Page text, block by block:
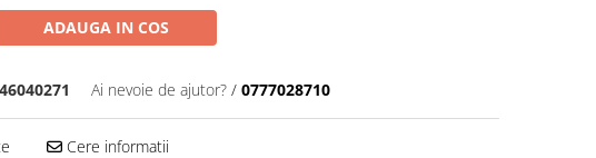
ADAUGA IN COS
Ai nevoie de ajutor? / 0777028710
Cere informatii